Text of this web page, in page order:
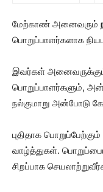
மேற்காண் அனைவரும்
பொறுப்பாளர்களாக
இவர்கள்
பொறுப்பாளர்களும்,
நல்குமாறு அன்போடு
புதிதாக
வாழ்த்துகள்.
சிறப்பாக